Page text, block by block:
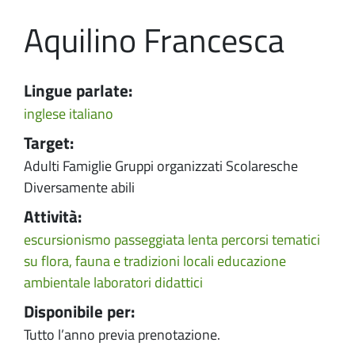
Aquilino Francesca
Lingue parlate:
ingleseitaliano
Target:
Adulti Famiglie Gruppi organizzati Scolaresche
Diversamente abili
Attività:
escursionismo passeggiata lentapercorsi tematici
su flora, fauna e tradizioni locali educazione
ambientalelaboratori didattici
Disponibile per:
Tutto l’anno previa prenotazione.